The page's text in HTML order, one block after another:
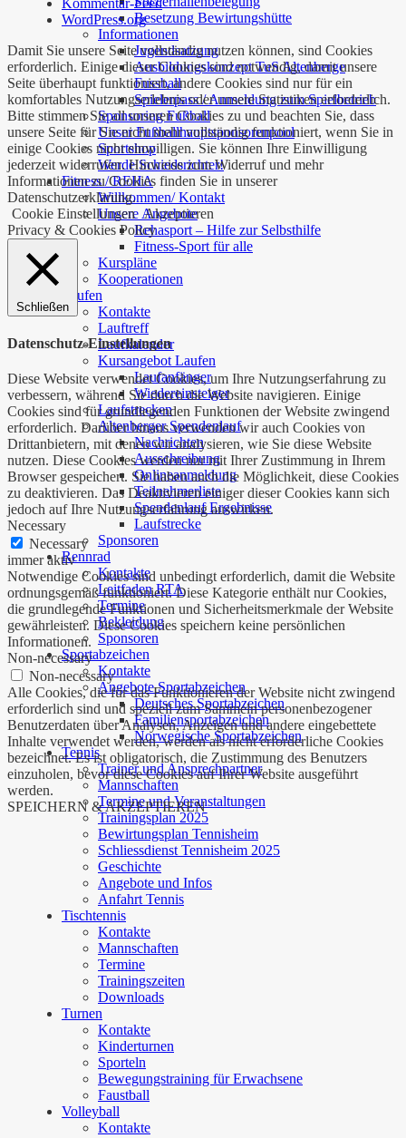
Besetzung Bewirtungshütte
Informationen
Jugendsatzung
Ausbildungskonzept TuS Altenberge
Fussball
Spielerpass / Anmeldung zum Spielbetrieb
Sponsoring Fußball
Unser Fußballhauptsponsorenpool
Sportshop
Werde Schiedsrichter!
Fitness / REHA
Willkommen/ Kontakt
Unsere Angebote
Rehasport – Hilfe zur Selbsthilfe
Fitness-Sport für alle
Kurspläne
Kooperationen
Laufen
Kontakte
Lauftreff
Laufkalender
Kursangebot Laufen
Laufanfänger
Wiedereinsteiger
Laufstrecken
Altenberger Spendenlauf
Nachrichten
Ausschreibung
Onlineanmeldung
Teilnehmerliste
Spendenlauf Ergebnisse
Laufstrecke
Sponsoren
Rennrad
Kontakte
Leitfaden RTA
Termine
Bekleidung
Sponsoren
Sportabzeichen
Kontakte
Angebote Sportabzeichen
Deutsches Sportabzeichen
Familiensportabzeichen
Norwegische Sportabzeichen
Tennis
Trainer und Ansprechpartner
Mannschaften
Termine und Veranstaltungen
Trainingsplan 2025
Bewirtungsplan Tennisheim
Schliessdienst Tennisheim 2025
Geschichte
Angebote und Infos
Anfahrt Tennis
Tischtennis
Kontakte
Mannschaften
Termine
Trainingszeiten
Downloads
Turnen
Kontakte
Kinderturnen
Sporteln
Bewegungstraining für Erwachsene
Faustball
Volleyball
Kontakte
Kommentar-Feed
WordPress.org
Damit Sie unsere Seite vollständig nutzen können, sind Cookies
erforderlich. Einige dieser Cookies sind notwendig, damit unsere
Seite überhaupt funktioniert, andere Cookies sind nur für ein
komfortables Nutzungserlebnis oder unsere Statistiken erforderlich.
Bitte stimmen Sie all unseren Cookies zu und beachten Sie, dass
unsere Seite für Sie nicht mehr vollständig funktioniert, wenn Sie in
einige Cookies nicht einwilligen. Sie können Ihre Einwilligung
jederzeit widerrufen. Hinweise zum Widerruf und mehr
Informationen zu Cookies finden Sie in unserer
Datenschutzerklärung.
Cookie Einstellungen Akzeptieren
Privacy & Cookies Policy
Schließen
Datenschutz-Einstellungen
Diese Website verwendet Cookies, um Ihre Nutzungserfahrung zu
verbessern, während Sie durch die Website navigieren. Einige
Cookies sind für grundlegenden Funktionen der Website zwingend
erforderlich. Darüber hinaus verwenden wir auch Cookies von
Drittanbietern, mit denen wir analysieren, wie Sie diese Website
nutzen. Diese Cookies werden nur mit Ihrer Zustimmung in Ihrem
Browser gespeichert. Sie haben auch die Möglichkeit, diese Cookies
zu deaktivieren. Das Deaktivieren einiger dieser Cookies kann sich
jedoch auf Ihre Nutzungserfahrung auswirken.
Necessary
Necessary
immer aktiv
Notwendige Cookies sind unbedingt erforderlich, damit die Website
ordnungsgemäß funktioniert. Diese Kategorie enthält nur Cookies,
die grundlegende Funktionen und Sicherheitsmerkmale der Website
gewährleisten. Diese Cookies speichern keine persönlichen
Informationen.
Non-necessary
Non-necessary
Alle Cookies, die für das Funktionieren der Website nicht zwingend
erforderlich sind und speziell zum Sammeln personenbezogener
Benutzerdaten über Analysen, Anzeigen und andere eingebettete
Inhalte verwendet werden, werden als nicht erforderliche Cookies
bezeichnet. Es ist obligatorisch, die Zustimmung des Benutzers
einzuholen, bevor diese Cookies auf Ihrer Website ausgeführt
werden.
SPEICHERN & AKZEPTIEREN